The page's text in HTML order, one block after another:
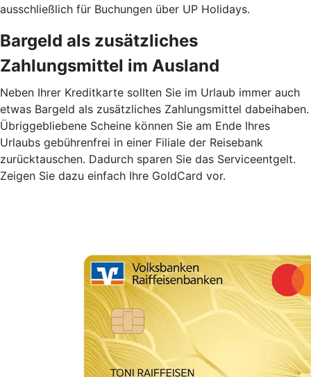
ausschließlich für Buchungen über UP Holidays.
Bargeld als zusätzliches
Zahlungsmittel im Ausland
Neben Ihrer Kreditkarte sollten Sie im Urlaub immer auch
etwas Bargeld als zusätzliches Zahlungsmittel dabeihaben.
Übriggebliebene Scheine können Sie am Ende Ihres
Urlaubs gebührenfrei in einer Filiale der Reisebank
zurücktauschen. Dadurch sparen Sie das Serviceentgelt.
Zeigen Sie dazu einfach Ihre GoldCard vor.